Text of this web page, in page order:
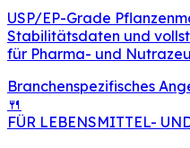
USP/EP-Grade
Stabilitätsdaten und
für Pharma- und
Branchenspezifisches
🍴
FÜR LEBENSMITTEL-